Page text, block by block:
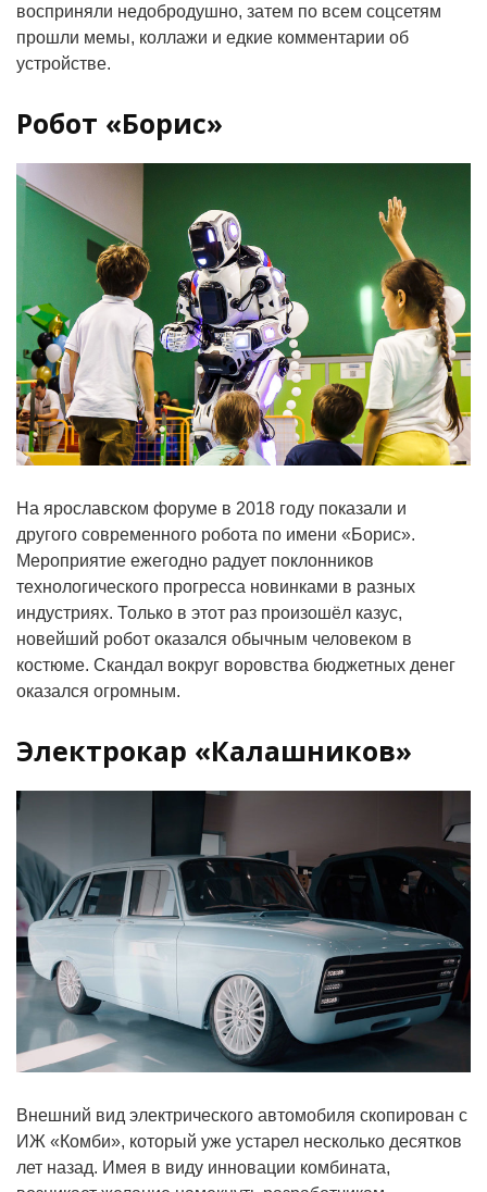
восприняли недобродушно, затем по всем соцсетям
прошли мемы, коллажи и едкие комментарии об
устройстве.
Робот «Борис»
На ярославском форуме в 2018 году показали и
другого современного робота по имени «Борис».
Мероприятие ежегодно радует поклонников
технологического прогресса новинками в разных
индустриях. Только в этот раз произошёл казус,
новейший робот оказался обычным человеком в
костюме. Скандал вокруг воровства бюджетных денег
оказался огромным.
Электрокар «Калашников»
Внешний вид электрического автомобиля скопирован с
ИЖ «Комби», который уже устарел несколько десятков
лет назад. Имея в виду инновации комбината,